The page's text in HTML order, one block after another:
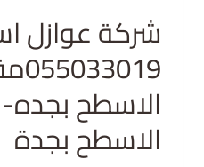
شركة عوازل
الاسطح
الاسطح بجدة